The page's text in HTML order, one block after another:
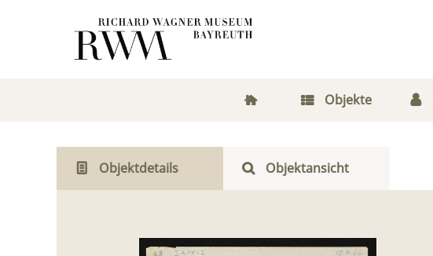
Objekte
Objektdetails Objektansicht